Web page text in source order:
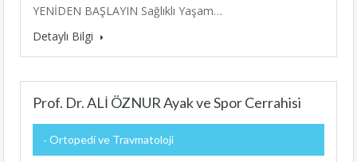
YENİDEN BAŞLAYIN Sağlıklı Yaşam…
Detaylı Bilgi
Prof. Dr. ALİ ÖZNUR Ayak ve Spor Cerrahisi
Ortopedi ve Travmatoloji